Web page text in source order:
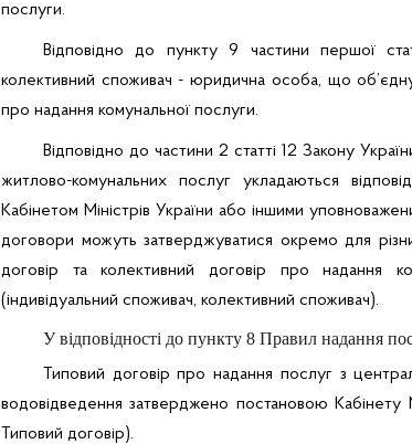
послуги.
Відповідно до пункту 9 частини першої
колективний споживач - юридична особа, що
про надання комунальної послуги.
Відповідно до частини 2 статті 12 Закону
житлово-комунальних послуг укладаються
Кабінетом Міністрів України або іншими
договори можуть затверджуватися окремо для
договір та колективний договір про надання
(індивідуальний споживач, колективний споживач).
У відповідності до пункту 8 Правил надання
Типовий договір про надання послуг з
водовідведення затверджено постановою Кабінету
Типовий договір).